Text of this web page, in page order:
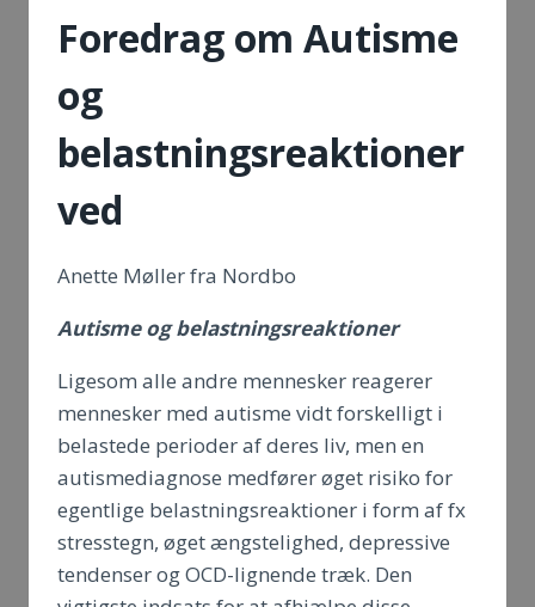
Foredrag om Autisme
og
belastningsreaktioner
ved
Anette Møller fra Nordbo
Autisme og belastningsreaktioner
Ligesom alle andre mennesker reagerer
mennesker med autisme vidt forskelligt i
belastede perioder af deres liv, men en
autismediagnose medfører øget risiko for
egentlige belastningsreaktioner i form af fx
stresstegn, øget ængstelighed, depressive
tendenser og OCD-lignende træk. Den